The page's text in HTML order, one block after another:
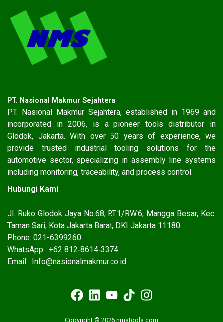
PT. Nasional Makmur Sejahtera
PT. Nasional Makmur Sejahtera, established in 1969 and
incorporated in 2006, is a pioneer tools distributor in
Glodok, Jakarta. With over 50 years of experience, we
provide trusted industrial tooling solutions for the
automotive sector, specializing in assembly line systems
including monitoring, traceability, and process control.
Hubungi Kami
Jl. Ruko Glodok Jaya No.68, RT.1/RW.6, Mangga Besar, Kec.
Taman Sari, Kota Jakarta Barat, DKI Jakarta 11180.
Phone: 021-6399260
WhatsApp : ‪+62 812‑8614‑3374‬
Email: Info@nasionalmakmur.co.id
Copyright © 2026 nmstools.com